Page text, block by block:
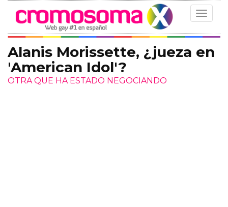
Toggle
Alanis Morissette, ¿jueza en
'American Idol'?
OTRA QUE HA ESTADO NEGOCIANDO